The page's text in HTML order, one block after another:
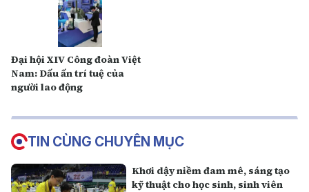
Đại hội XIV Công đoàn Việt
Nam: Dấu ấn trí tuệ của
người lao động
TIN CÙNG CHUYÊN MỤC
Khơi dậy niềm đam mê, sáng tạo
kỹ thuật cho học sinh, sinh viên